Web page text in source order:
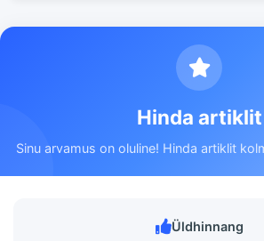
Hinda artiklit
Sinu arvamus on oluline! Hinda artiklit
Üldhinnang